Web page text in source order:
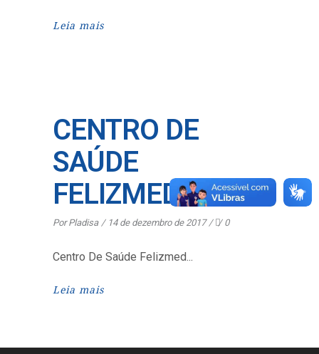
Leia mais
CENTRO DE
SAÚDE
FELIZMED
Por Pladisa 14 de dezembro de 2017 0
Centro De Saúde Felizmed
Leia mais